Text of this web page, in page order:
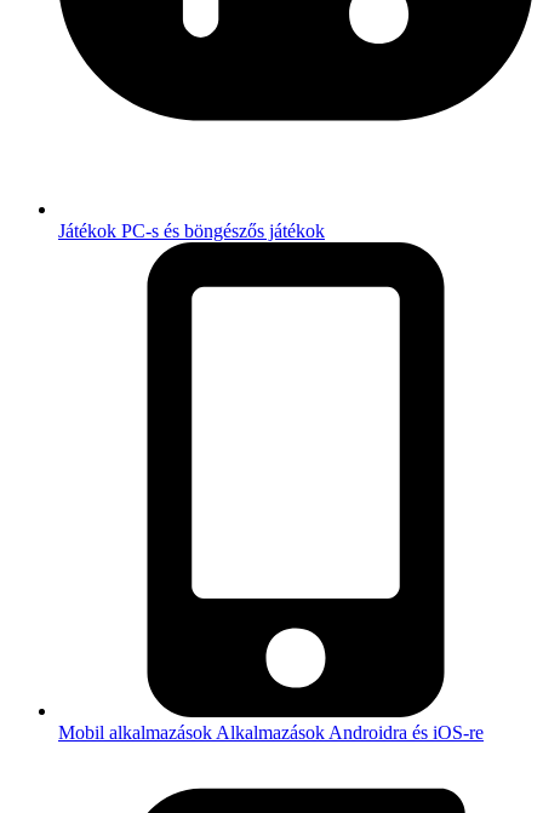
Játékok PC-s és böngészős játékok
Mobil alkalmazások Alkalmazások Androidra és iOS-re